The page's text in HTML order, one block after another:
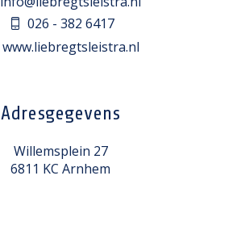
026 - 382 6417
www.liebregtsleistra.nl
Adresgegevens
Willemsplein 27
6811 KC Arnhem